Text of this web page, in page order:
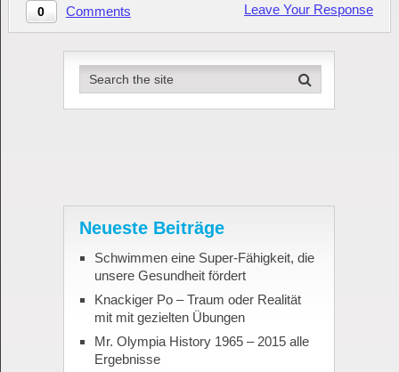
0 Comments Leave Your Response
Neueste Beiträge
Schwimmen eine Super-Fähigkeit, die
unsere Gesundheit fördert
Knackiger Po – Traum oder Realität
mit mit gezielten Übungen
Mr. Olympia History 1965 – 2015 alle
Ergebnisse